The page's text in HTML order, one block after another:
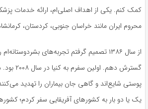
کمک کنم. یکی از اهداف اصلی‌ام، ارائه خدمات
محروم ایران مانند خراسان جنوبی، کردستان،
از سال ۱۳۸۶ تصمیم گرفتم تجربه‌های
گسترش دهم.
پوستی شایع‌اند و گاهی جان بیماران را تهدید
یک یا دو بار به کشورهای آفریقایی سفر کردم؛